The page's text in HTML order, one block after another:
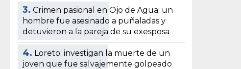
3. Crimen pasional en Ojo de Agua: un
hombre fue asesinado a puñaladas y
detuvieron a la pareja de su exesposa
4. Loreto: investigan la muerte de un
joven que fue salvajemente golpeado